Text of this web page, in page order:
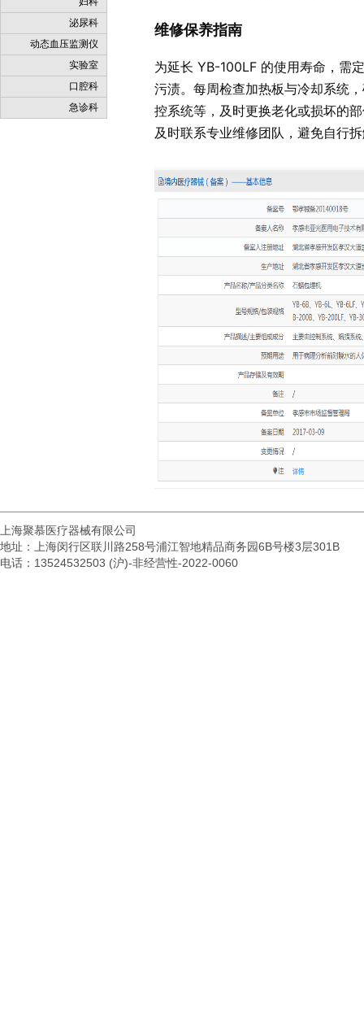
泌尿科
动态血压监测仪
实验室
口腔科
急诊科
维修保养指南
为延长 YB-100LF 的使用寿命，需
污渍。每周检查加热板与冷却系统
控系统等，及时更换老化或损坏的
及时联系专业维修团队，避免自行
上海聚慕医疗器械有限公司
地址：上海闵行区联川路258号浦江智地精品商务园6B号楼3层301B
电话：13524532503 (沪)-非经营性-2022-0060